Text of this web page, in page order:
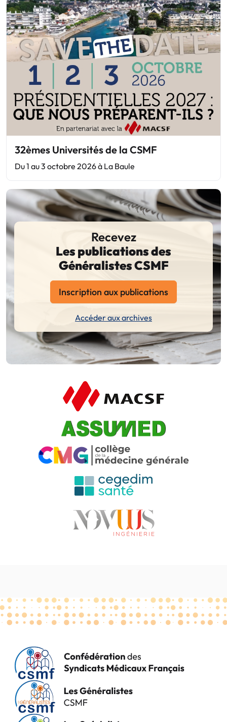
32èmes Universités de la CSMF
Du 1 au 3 octobre 2026 à La Baule
Recevez
Les publications des
Généralistes CSMF
Inscription aux publications
Accéder aux archives